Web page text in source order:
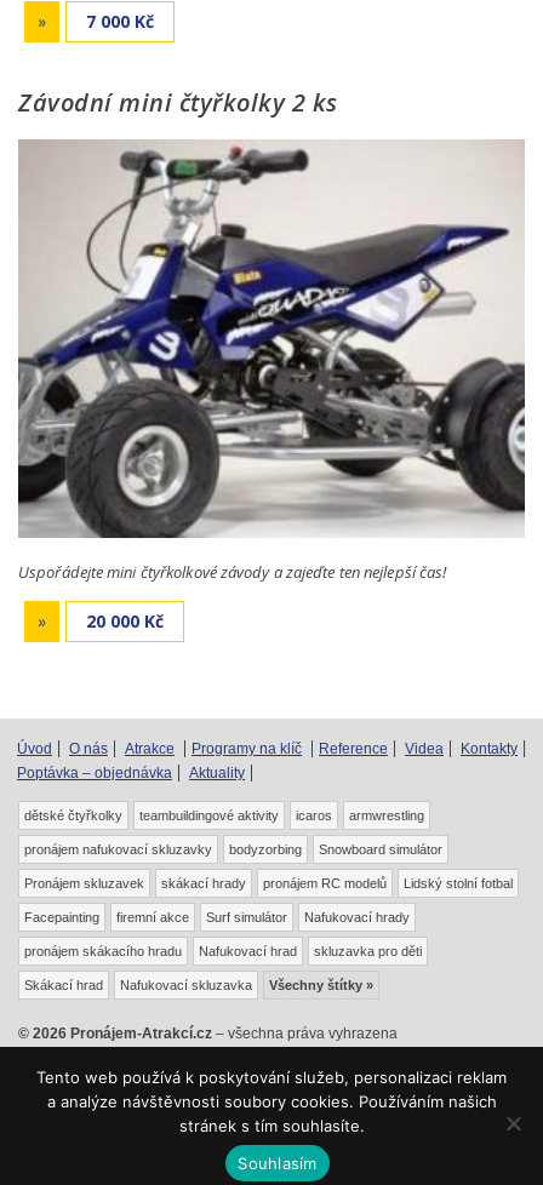
» 7 000 Kč
Závodní mini čtyřkolky 2 ks
Uspořádejte mini čtyřkolkové závody a zajeďte ten nejlepší čas!
» 20 000 Kč
Úvod O nás Atrakce Programy na klíč Reference Videa
Kontakty
Poptávka – objednávka
Aktuality
dětské čtyřkolky teambuildingové aktivity icaros armwrestling
pronájem nafukovací skluzavky bodyzorbing Snowboard simulátor
Pronájem skluzavek skákací hrady pronájem RC modelů Lidský stolní fotbal
Facepainting firemní akce Surf simulátor Nafukovací hrady
pronájem skákacího hradu Nafukovací hrad skluzavka pro děti
Skákací hrad Nafukovací skluzavka Všechny štítky »
© 2026 Pronájem-Atrakcí.cz – všechna práva vyhrazena
Kontaktní formuláře tohoto webu jsou chráněny službou Recaptcha –
Ochrana soukromí,Smluvní podmínky
Tento web používá k poskytování služeb, personalizaci reklam
a analýze návštěvnosti soubory cookies. Používáním našich
stránek s tím souhlasíte.
Souhlasím